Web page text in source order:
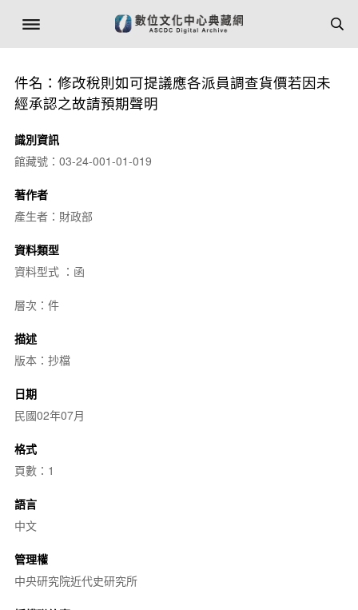
件名：修改稅則如可提議應各派員調查貨價若因未
經承認之故請預期聲明
識別資訊
館藏號：03-24-001-01-019
著作者
產生者：財政部
資料類型
資料型式 ：函
層次：件
描述
版本：抄檔
日期
民國02年07月
格式
頁數：1
語言
中文
管理權
中央研究院近代史研究所